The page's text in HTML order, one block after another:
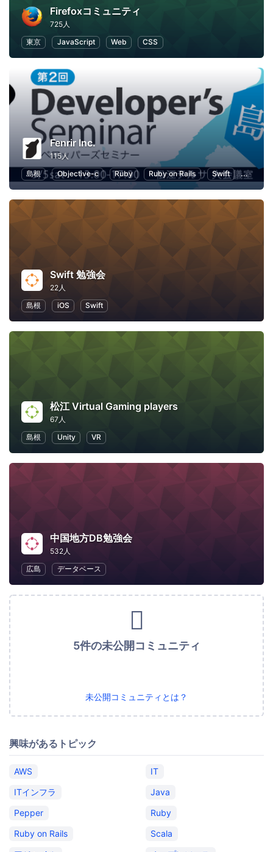
Firefoxコミュニティ
725人
東京
JavaScript Web CSS
Fenrir Inc.
115人
島根
Objective-c Ruby Ruby on Rails Swift
Swift 勉強会
22人
島根
iOS Swift
松江 Virtual Gaming players
67人
島根
Unity VR
中国地方DB勉強会
532人
広島
データベース
5件の未公開コミュニティ
未公開コミュニティとは？
興味があるトピック
AWS
IT
ITインフラ
Java
Pepper
Ruby
Ruby on Rails
Scala